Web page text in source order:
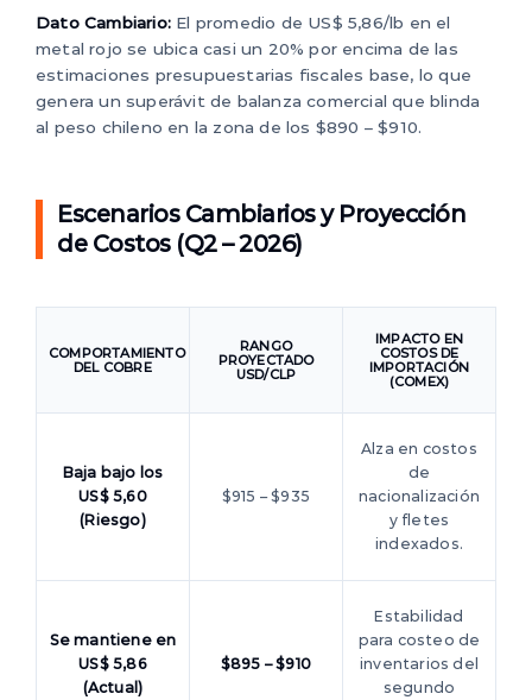
Dato Cambiario: El promedio de US$ 5,86/lb en el
metal rojo se ubica casi un 20% por encima de las
estimaciones presupuestarias fiscales base, lo que
genera un superávit de balanza comercial que blinda
al peso chileno en la zona de los $890 – $910.
Escenarios Cambiarios y Proyección
de Costos (Q2 – 2026)
COMPORTAMIENTO
DEL COBRE
RANGO
PROYECTADO
USD/CLP
IMPACTO EN
COSTOS DE
IMPORTACIÓN
(COMEX)
Baja bajo los
US$ 5,60
(Riesgo)
$915 – $935
Alza en costos
de
nacionalización
y fletes
indexados.
Se mantiene en
US$ 5,86
(Actual)
$895 – $910
Estabilidad
para costeo de
inventarios del
segundo